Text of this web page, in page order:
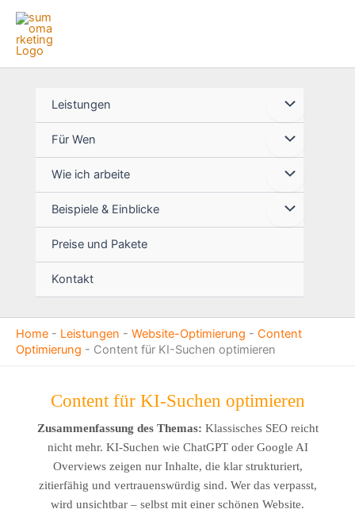
Zum
Inhalt
springen
Leistungen
Für Wen
Wie ich arbeite
Beispiele & Einblicke
Preise und Pakete
Kontakt
Home - Leistungen - Website-Optimierung - Content
Optimierung - Content für KI-Suchen optimieren
Content für KI-Suchen optimieren
Zusammenfassung des Themas: Klassisches SEO reicht
nicht mehr. KI-Suchen wie ChatGPT oder Google AI
Overviews zeigen nur Inhalte, die klar strukturiert,
zitierfähig und vertrauenswürdig sind. Wer das verpasst,
wird unsichtbar – selbst mit einer schönen Website.